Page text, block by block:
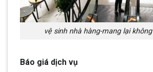
vệ sinh nhà hàng-mang lại
Báo giá dịch vụ